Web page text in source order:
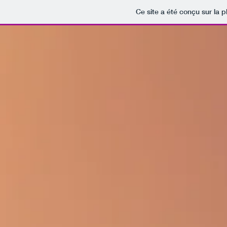
Ce site a été conçu sur la